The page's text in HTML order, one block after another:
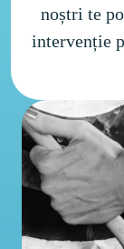
noștri te
intervenție